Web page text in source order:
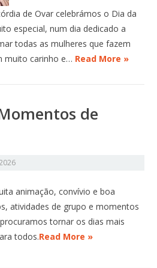
de Ovar celebrámos o Dia da
especial, num dia dedicado a
todas as mulheres que fazem
muito carinho e… Read More »
de
animação, convívio e boa
atividades de grupo e momentos
tornar os dias mais
todos.Read More »